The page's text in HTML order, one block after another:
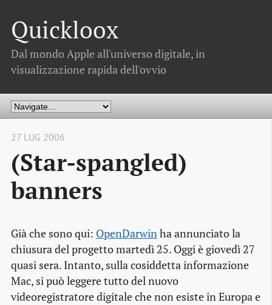
Quickloox
Dal mondo Apple all'universo digitale, in
visualizzazione rapida dell'ovvio
27 LUG 2006
(Star-spangled)
banners
Già che sono qui: OpenDarwinha annunciato la
chiusura del progetto martedì 25. Oggi è giovedì 27
quasi sera. Intanto, sulla cosiddetta informazione
Mac, si può leggere tutto del nuovo
videoregistratore digitale che non esiste in Europa e